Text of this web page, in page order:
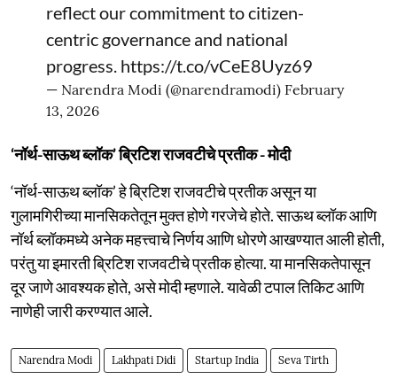
reflect our commitment to citizen-
centric governance and national
progress. https://t.co/vCeE8Uyz69
— Narendra Modi (@narendramodi) February
13, 2026
‘नॉर्थ-साऊथ ब्लॉक’ ब्रिटिश राजवटीचे प्रतीक - मोदी
‘नॉर्थ-साऊथ ब्लॉक’ हे ब्रिटिश राजवटीचे प्रतीक असून या
गुलामगिरीच्या मानसिकतेतून मुक्त होणे गरजेचे होते. साऊथ ब्लॉक आणि
नॉर्थ ब्लॉकमध्ये अनेक महत्त्वाचे निर्णय आणि धोरणे आखण्यात आली होती,
परंतु या इमारती ब्रिटिश राजवटीचे प्रतीक होत्या. या मानसिकतेपासून
दूर जाणे आवश्यक होते, असे मोदी म्हणाले. यावेळी टपाल तिकिट आणि
नाणेही जारी करण्यात आले.
Narendra Modi Lakhpati Didi Startup India Seva Tirth